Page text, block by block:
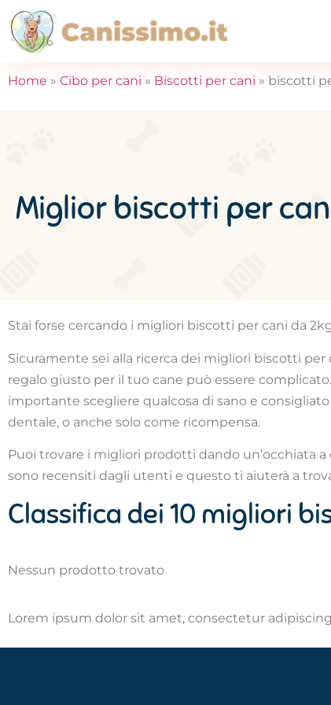
Home » Cibo per cani » Biscotti per cani » biscotti
Miglior biscotti per
Stai forse cercando i migliori biscotti per cani da
Sicuramente sei alla ricerca dei migliori biscotti
regalo giusto per il tuo cane può essere
importante scegliere qualcosa di sano e
dentale, o anche solo come ricompensa.
Puoi trovare i migliori prodotti dando un’occhiata
sono recensiti dagli utenti e questo ti aiuterà a
Classifica dei 10 migliori
Nessun prodotto trovato
Lorem ipsum dolor sit amet, consectetur